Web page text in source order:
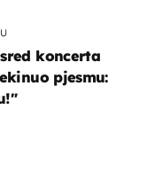
koncerta
pjesmu: